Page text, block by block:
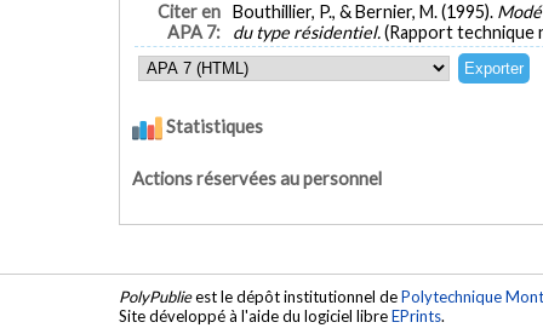
Citer en
APA 7:
Bouthillier, P., & Bernier, M. (1995).
du type résidentiel.(Rapport technique
Statistiques
Actions réservées au personnel
PolyPublieest le dépôt institutionnel dePolytechnique
Site développé à l'aide du logiciel libreEPrints.